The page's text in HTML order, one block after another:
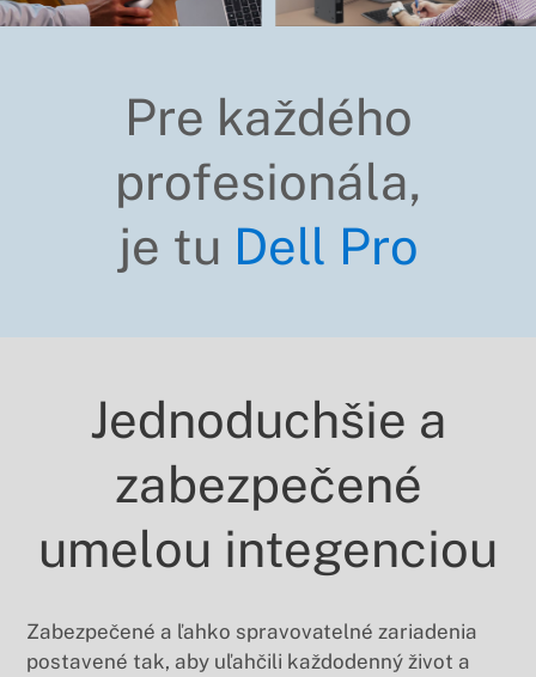
Pre každého
profesionála,
je tu Dell Pro
Jednoduchšie a
zabezpečené
umelou integenciou
Zabezpečené a ľahko spravovatelné zariadenia
postavené tak, aby uľahčili každodenný život a